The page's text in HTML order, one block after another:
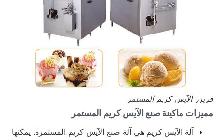
فريزر الآيس كريم المستمر
مميزات ماكينة صنع الآيس كريم المستمر
آلة الآيس كريم هي آلة صنع الآيس كريم المستمرة. يمكنها